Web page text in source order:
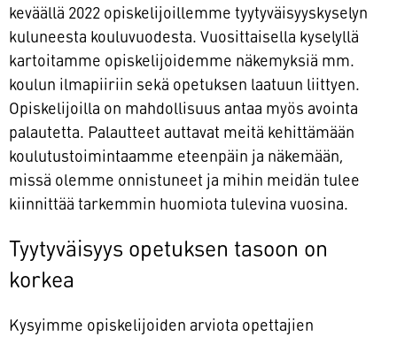
keväällä 2022 opiskelijoillemme tyytyväisyyskyselyn
kuluneesta kouluvuodesta. Vuosittaisella kyselyllä
kartoitamme opiskelijoidemme näkemyksiä mm.
koulun ilmapiiriin sekä opetuksen laatuun liittyen.
Opiskelijoilla on mahdollisuus antaa myös avointa
palautetta. Palautteet auttavat meitä kehittämään
koulutustoimintaamme eteenpäin ja näkemään,
missä olemme onnistuneet ja mihin meidän tulee
kiinnittää tarkemmin huomiota tulevina vuosina.
Tyytyväisyys opetuksen tasoon on
korkea
Kysyimme opiskelijoiden arviota opettajien